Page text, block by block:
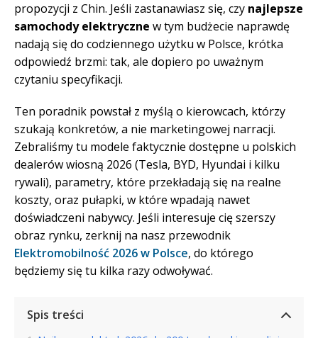
propozycji z Chin. Jeśli zastanawiasz się, czy najlepsze
samochody elektryczne w tym budżecie naprawdę
nadają się do codziennego użytku w Polsce, krótka
odpowiedź brzmi: tak, ale dopiero po uważnym
czytaniu specyfikacji.
Ten poradnik powstał z myślą o kierowcach, którzy
szukają konkretów, a nie marketingowej narracji.
Zebraliśmy tu modele faktycznie dostępne u polskich
dealerów wiosną 2026 (Tesla, BYD, Hyundai i kilku
rywali), parametry, które przekładają się na realne
koszty, oraz pułapki, w które wpadają nawet
doświadczeni nabywcy. Jeśli interesuje cię szerszy
obraz rynku, zerknij na nasz przewodnik
Elektromobilność 2026 w Polsce, do którego
będziemy się tu kilka razy odwoływać.
Spis treści